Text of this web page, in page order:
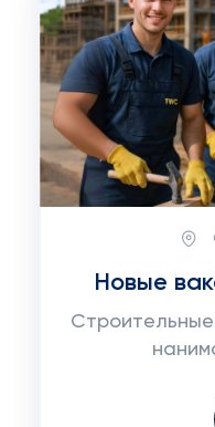
Новые